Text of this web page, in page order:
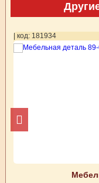
| код: 181934